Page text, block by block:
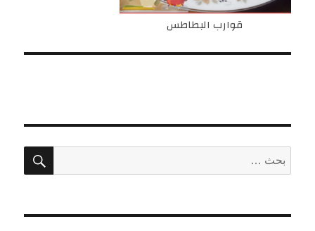
قوارب البطاطس
البحث
عن:
بحث